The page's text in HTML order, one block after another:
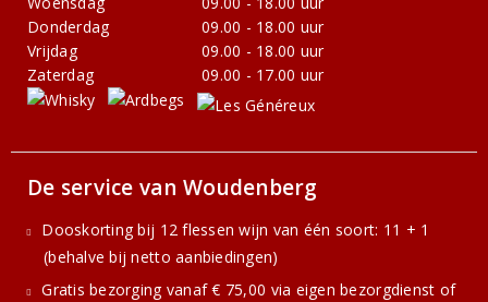
Donderdag
09.00 - 18.00 uur
Vrijdag
09.00 - 18.00 uur
Zaterdag
09.00 - 17.00 uur
De service van Woudenberg
Dooskorting bij 12 flessen wijn van één soort: 11 + 1
(behalve bij netto aanbiedingen)
Gratis bezorging vanaf € 75,00 via eigen bezorgdienst of